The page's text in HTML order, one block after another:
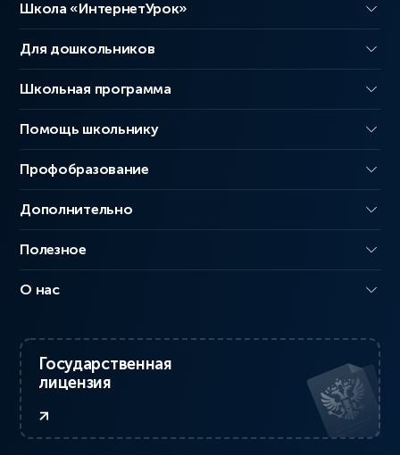
Школа «ИнтернетУрок»
Для дошкольников
Школьная программа
Помощь школьнику
Профобразование
Дополнительно
Полезное
О нас
Государственная
лицензия